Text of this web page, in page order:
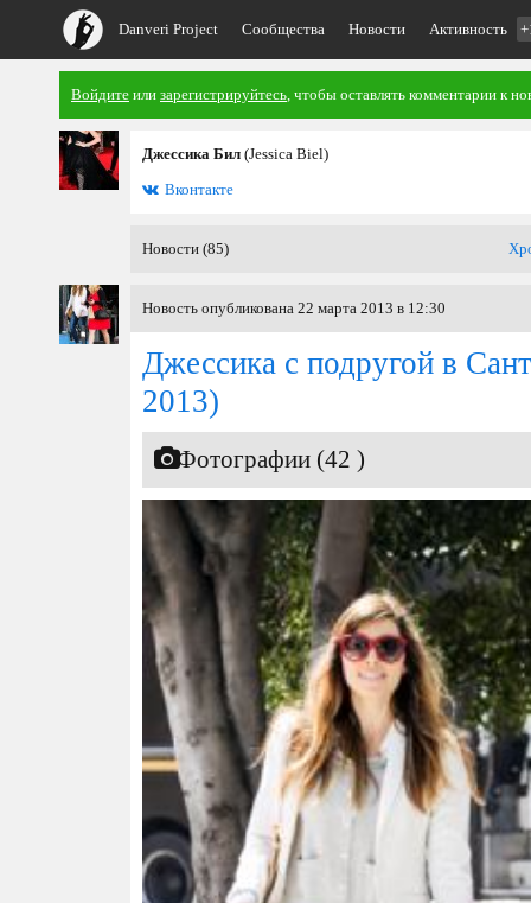
Danveri Project Сообщества Новости Активность
Войдите или зарегистрируйтесь, чтобы оставлять комментарии к
Джессика Бил (Jessica Biel)
Вконтакте
Новости (85)
Новость опубликована 22 марта 2013 в 12:30
Джессика с подругой в
2013)
Фотографии (42 )